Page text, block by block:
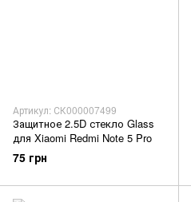
Артикул: СК000007499
Защитное 2.5D стекло Glass
для Xiaomi Redmi Note 5 Pro
75 грн